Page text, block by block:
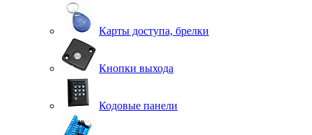
Карты доступа, брелки
Кнопки выхода
Кодовые панели